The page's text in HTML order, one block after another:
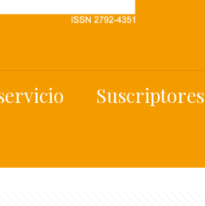
Suscriptores